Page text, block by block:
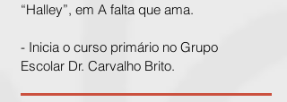
“Halley”, em A falta que ama.
- Inicia o curso primário no Grupo
Escolar Dr. Carvalho Brito.